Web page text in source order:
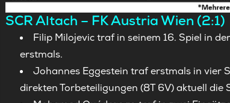
SCR Altach – FK Austria Wien (2:1)
Filip Milojevic traf in seinem 16. Spiel in
erstmals.
Johannes Eggestein traf erstmals in vier
direkten Torbeteiligungen (8T 6V) aktuell die